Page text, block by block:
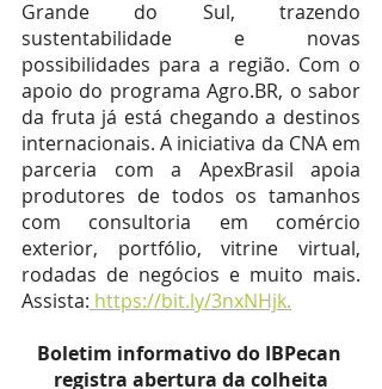
Grande do Sul, trazendo
sustentabilidade e novas
possibilidades para a região. Com o
apoio do programa Agro.BR, o sabor
da fruta já está chegando a destinos
internacionais. A iniciativa da CNA em
parceria com a ApexBrasil apoia
produtores de todos os tamanhos
com consultoria em comércio
exterior, portfólio, vitrine virtual,
rodadas de negócios e muito mais.
Assista: https://bit.ly/3nxNHjk.
Boletim informativo do IBPecan
registra abertura da colheita